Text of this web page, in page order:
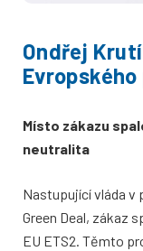
Ondřej
Místo zákazu
neutralita
Nastupující vláda v
Green Deal, zákaz
EU ETS2. Těmto